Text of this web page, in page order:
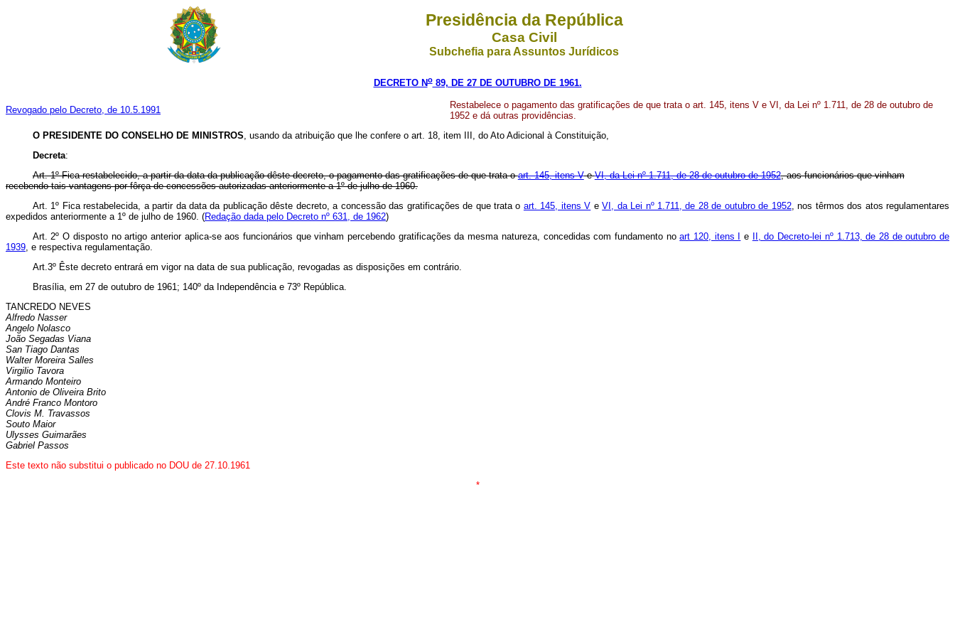
Presidência da República
Casa Civil
Subchefia para Assuntos Jurídicos
DECRETO No89, DE 27 DE OUTUBRO DE 1961.
Revogado pelo Decreto, de 10.5.1991
Restabelece o pagamento das gratificações de que trata o art. 145, itens V e VI, da Lei nº 1.711, de 28 de outubro de
1952 e dá outras providências.
O PRESIDENTE DO CONSELHO DE MINISTROS, usando da atribuição que lhe confere o art. 18, item III, do Ato Adicional à Constituição,
Decreta:
Art. 1º Fica restabelecido, a partir da data da publicação dêste decreto, o pagamento das gratificações de que trata oart. 145, itens VeVI, da Lei nº 1.711, de 28 de outubro de 1952, aos funcionários que vinham
recebendo tais vantagens por fôrça de concessões autorizadas anteriormente a 1º de julho de 1960.
Art. 1º Fica restabelecida, a partir da data da publicação dêste decreto, a concessão das gratificações de que trata o art. 145, itens V eVI, da Lei nº 1.711, de 28 de outubro de 1952, nos têrmos dos atos regulamentares
expedidos anteriormente a 1º de julho de 1960. (Redação dada pelo Decreto nº 631, de 1962)
Art. 2º O disposto no artigo anterior aplica-se aos funcionários que vinham percebendo gratificações da mesma natureza, concedidas com fundamento noart 120, itens I e
II, do Decreto-lei nº 1.713, de 28 de outubro de
1939, e respectiva regulamentação.
Art.3º Êste decreto entrará em vigor na data de sua publicação, revogadas as disposições em contrário.
Brasília, em 27 de outubro de 1961; 140º da Independência e 73º República.
TANCREDO NEVES
Alfredo Nasser
Angelo Nolasco
João Segadas Viana
San Tiago Dantas
Walter Moreira Salles
Virgilio Tavora
Armando Monteiro
Antonio de Oliveira Brito
André Franco Montoro
Clovis M. Travassos
Souto Maior
Ulysses Guimarães
Gabriel Passos
Este texto não substitui o publicado no DOU de 27.10.1961
*